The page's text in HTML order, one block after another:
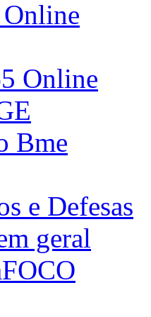
Online
Bme
e Defesas
geral